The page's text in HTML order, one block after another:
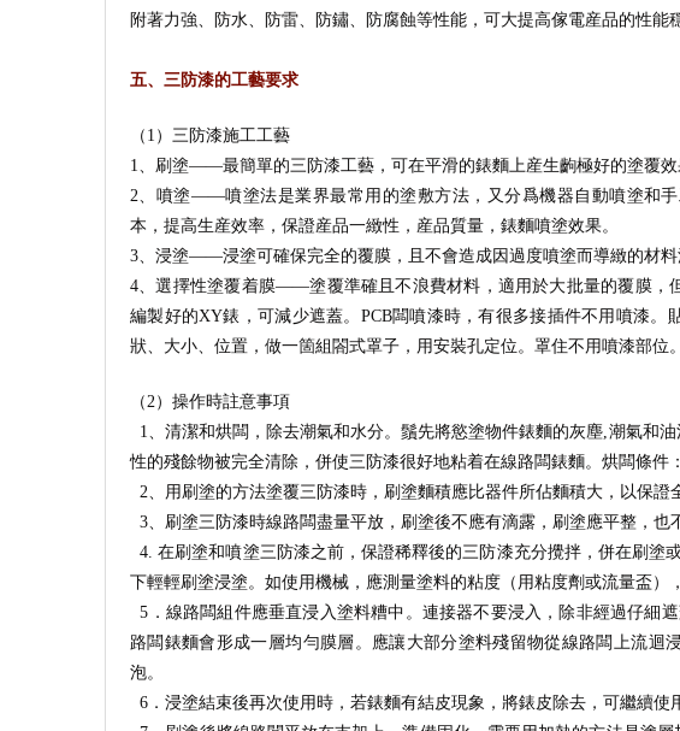
附著力強、防水、防雷、防鏽、防腐蝕等性能，可大提高傢電産品的性能
五、三防漆的工藝要求
（1）三防漆施工工藝
1、刷塗——最簡單的三防漆工藝，可在平滑的錶麵上産生齣極好的塗覆效
2、噴塗——噴塗法是業界最常用的塗敷方法，又分爲機器自動噴塗和
本，提高生産效率，保證産品一緻性，産品質量，錶麵噴塗效果。
3、浸塗——浸塗可確保完全的覆膜，且不會造成因過度噴塗而導緻的材料
4、選擇性塗覆着膜——塗覆準確且不浪費材料，適用於大批量的覆膜，
編製好的XY錶，可減少遮蓋。PCB闆噴漆時，有很多接插件不用噴漆
狀、大小、位置，做一箇組閤式罩子，用安裝孔定位。罩住不用噴漆部位。
（2）操作時註意事項
1、清潔和烘闆，除去潮氣和水分。鬚先將慾塗物件錶麵的灰塵,潮氣和
性的殘餘物被完全清除，併使三防漆很好地粘着在線路闆錶麵。烘闆條件
2、用刷塗的方法塗覆三防漆時，刷塗麵積應比器件所佔麵積大，以保證
3、刷塗三防漆時線路闆盡量平放，刷塗後不應有滴露，刷塗應平整，也
4. 在刷塗和噴塗三防漆之前，保證稀釋後的三防漆充分攪拌，併在刷塗
下輕輕刷塗浸塗。如使用機械，應測量塗料的粘度（用粘度劑或流量盃）
5．線路闆組件應垂直浸入塗料糟中。連接器不要浸入，除非經過仔細
路闆錶麵會形成一層均勻膜層。應讓大部分塗料殘留物從線路闆上流迴
泡。
6．浸塗結束後再次使用時，若錶麵有結皮現象，將錶皮除去，可繼續使